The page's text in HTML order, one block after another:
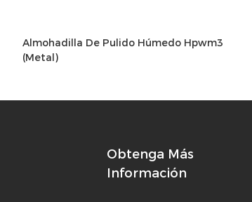
Almohadilla De Pulido Húmedo Hpwm3
(metal)
Obtenga Más
Información